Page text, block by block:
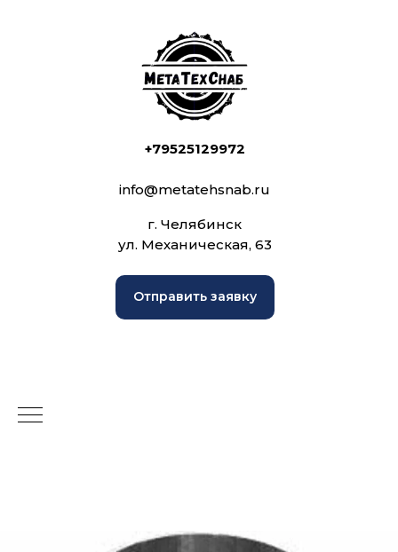
+79525129972
info@metatehsnab.ru
г. Челябинск
ул. Механическая, 63
Отправить заявку